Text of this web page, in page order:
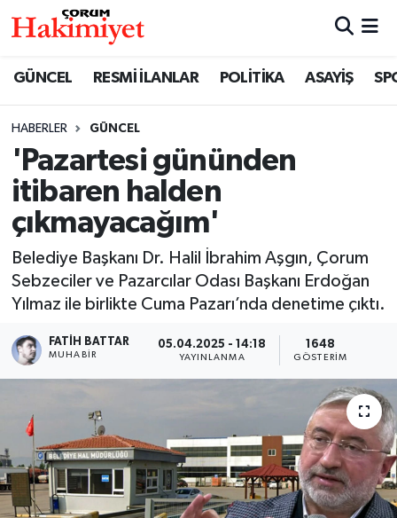
GÜNCEL RESMİ İLANLAR POLİTİKA ASAYİŞ
HABERLER GÜNCEL
'Pazartesi gününden
itibaren halden
çıkmayacağım'
Belediye Başkanı Dr. Halil İbrahim Aşgın, Çorum
Sebzeciler ve Pazarcılar Odası Başkanı Erdoğan
Yılmaz ile birlikte Cuma Pazarı’nda denetime çıktı.
FATIH BATTAR
MUHABIR
05.04.2025 - 14:18
YAYINLANMA
1648
GÖSTERIM
SAĞLIK
ASAYİŞ
EKONOMİ
AKTÜEL
EĞİTİM
İLÇELER
OTOPARK
Nöbetçi Eczaneler
Çorum Namaz Vakitleri
Trafik Durumu
Süper Lig Puan Durumu ve Fikstür
Son Dakika Haberleri
Haber Arşivi